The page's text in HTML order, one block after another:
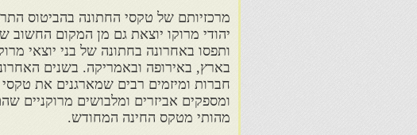
מרכזיותם של טקסי החתונה בהביטוס
יהודי מרוקו יוצאת גם מן המקום החשוב
ותפסו באחרונה בחתונה של בני יוצאי
בארץ, באירופה ובאמריקה. בשנים
חברות ומיזמים רבים שמארגנים את טקסי
ומספקים אביזרים ומלבושים מרוקניים
מהותי מטקס החינה המחודש.